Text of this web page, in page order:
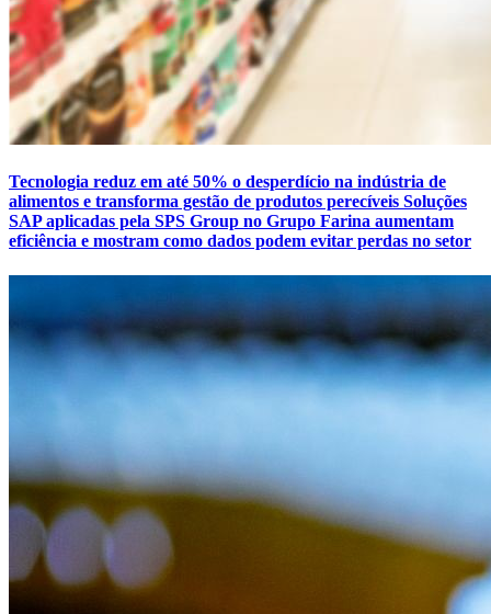
Tecnologia reduz em até 50% o desperdício na indústria de
alimentos e transforma gestão de produtos perecíveis Soluções
SAP aplicadas pela SPS Group no Grupo Farina aumentam
eficiência e mostram como dados podem evitar perdas no setor